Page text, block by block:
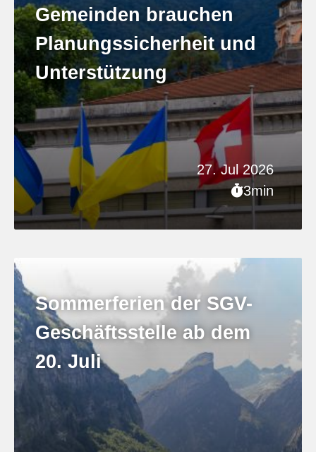
27. Jul 2026
3min
Gemeinden brauchen
Planungssicherheit und
Unterstützung
Sommerferien der SGV-
Geschäftsstelle ab dem
20. Juli